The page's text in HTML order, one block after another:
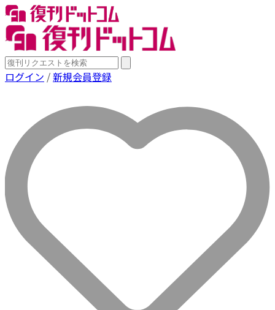
ログイン /新規会員登録